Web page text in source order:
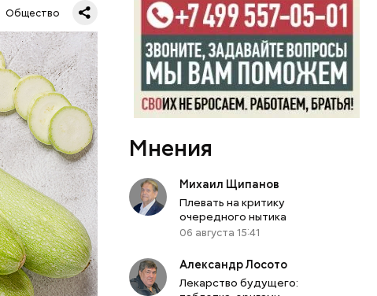
Общество
Мнения
Михаил Щипанов
Плевать на критику
очередного нытика
06 августа 15:41
Александр Лосото
Лекарство будущего: